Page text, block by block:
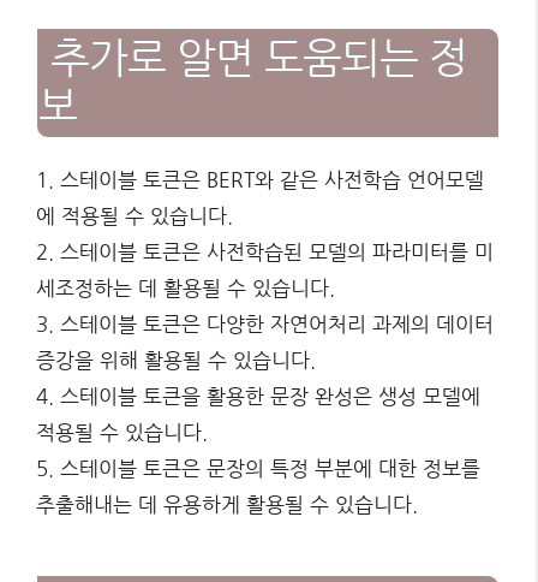
추가로 알면 도움되는 정
보
1. 스테이블 토큰은 BERT와 같은 사전학습 언어모델
에 적용될 수 있습니다.
2. 스테이블 토큰은 사전학습된 모델의 파라미터를 미
세조정하는 데 활용될 수 있습니다.
3. 스테이블 토큰은 다양한 자연어처리 과제의 데이터
증강을 위해 활용될 수 있습니다.
4. 스테이블 토큰을 활용한 문장 완성은 생성 모델에
적용될 수 있습니다.
5. 스테이블 토큰은 문장의 특정 부분에 대한 정보를
추출해내는 데 유용하게 활용될 수 있습니다.